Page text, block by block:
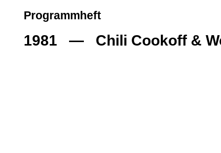
Programmheft
1981 — Chili Cookoff &